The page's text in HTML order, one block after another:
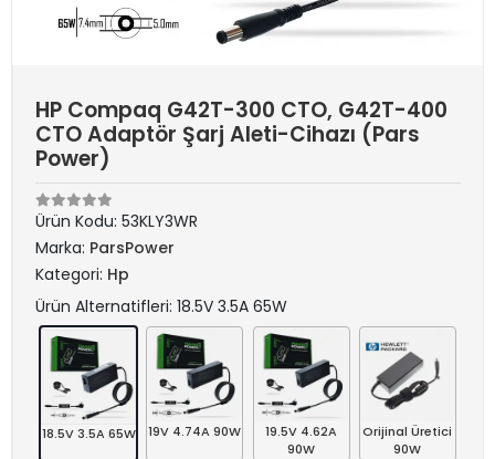
HP Compaq G42T-300 CTO, G42T-400
CTO Adaptör Şarj Aleti-Cihazı (Pars
Power)
Ürün Kodu: 53KLY3WR
Marka: ParsPower
Kategori: Hp
Ürün Alternatifleri: 18.5V 3.5A 65W
18.5V 3.5A 65W 19V 4.74A 90W
19.5V 4.62A
90W
Orijinal Üretici
90W